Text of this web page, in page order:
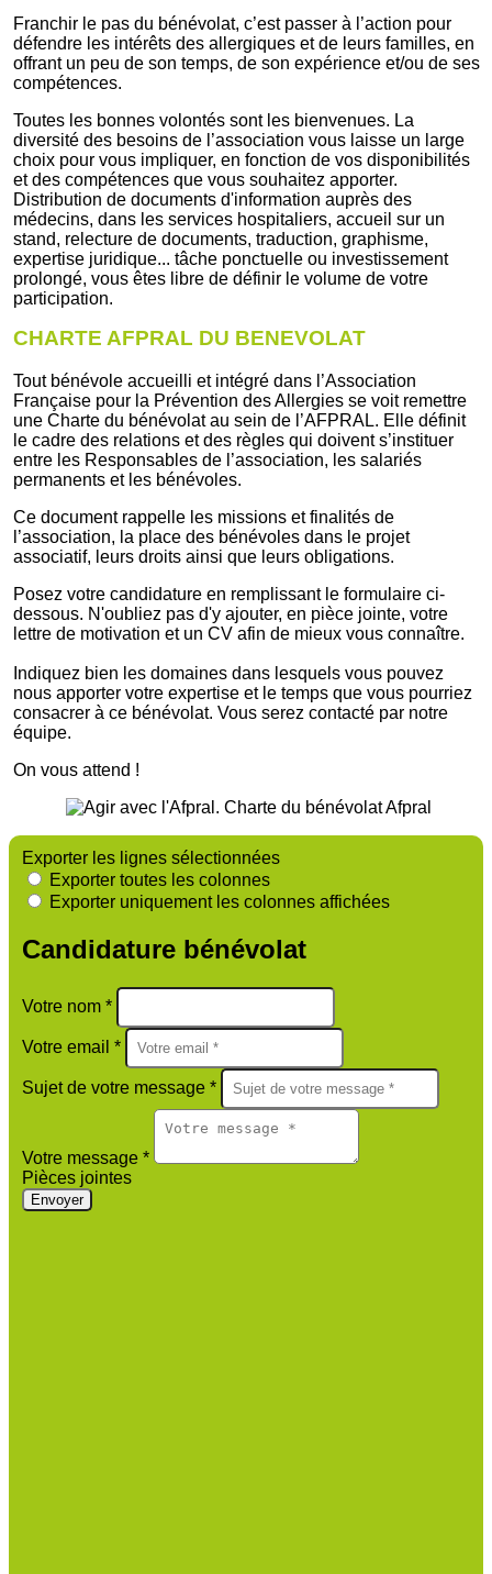
Franchir le pas du bénévolat, c’est passer à l’action pour
défendre les intérêts des allergiques et de leurs familles, en
offrant un peu de son temps, de son expérience et/ou de ses
compétences.
Toutes les bonnes volontés sont les bienvenues. La
diversité des besoins de l’association vous laisse un large
choix pour vous impliquer, en fonction de vos disponibilités
et des compétences que vous souhaitez apporter.
Distribution de documents d'information auprès des
médecins, dans les services hospitaliers, accueil sur un
stand, relecture de documents, traduction, graphisme,
expertise juridique... tâche ponctuelle ou investissement
prolongé, vous êtes libre de définir le volume de votre
participation.
CHARTE AFPRAL DU BENEVOLAT
Tout bénévole accueilli et intégré dans l’Association
Française pour la Prévention des Allergies se voit remettre
une Charte du bénévolat au sein de l’AFPRAL. Elle définit
le cadre des relations et des règles qui doivent s’instituer
entre les Responsables de l’association, les salariés
permanents et les bénévoles.
Ce document rappelle les missions et finalités de
l’association, la place des bénévoles dans le projet
associatif, leurs droits ainsi que leurs obligations.
Posez votre candidature en remplissant le formulaire ci-
dessous. N'oubliez pas d'y ajouter, en pièce jointe, votre
lettre de motivation et un CV afin de mieux vous connaître.
Indiquez bien les domaines dans lesquels vous pouvez
nous apporter votre expertise et le temps que vous pourriez
consacrer à ce bénévolat. Vous serez contacté par notre
équipe.
On vous attend !